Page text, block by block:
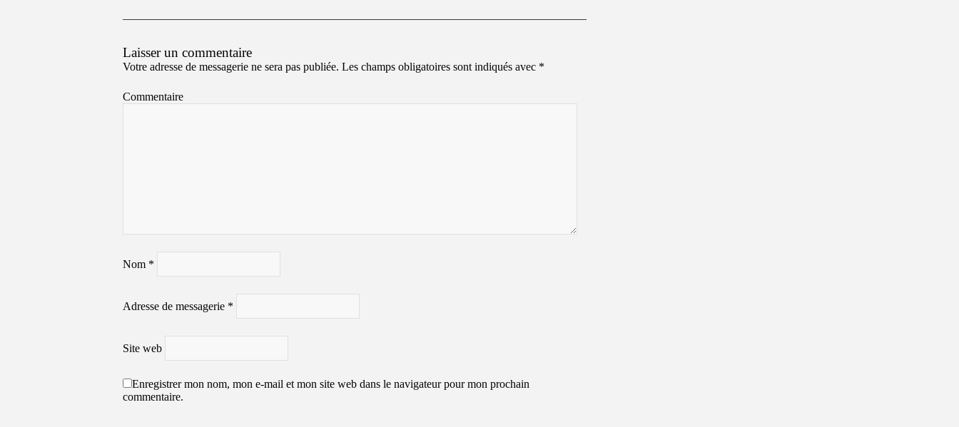
Laisser un commentaire
Votre adresse de messagerie ne sera pas publiée. Les champs obligatoires sont indiqués avec *
Commentaire
Nom *
Adresse de messagerie *
Site web
Enregistrer mon nom, mon e-mail et mon site web dans le navigateur pour mon prochain
commentaire.